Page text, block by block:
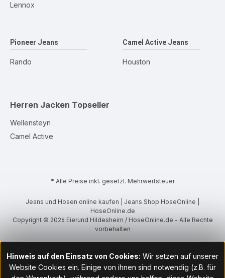
Lennox
Pioneer Jeans
Rando
Camel Active Jeans
Houston
Herren Jacken Topseller
Wellensteyn
Camel Active
* Alle Preise inkl. gesetzl. Mehrwertsteuer
Jeans und Hosen online kaufen | Jeans Shop HoseOnline |
HoseOnline.de
Copyright © 2026 Eierund Hildesheim / HoseOnline.de - Alle Rechte
vorbehalten
Hinweis auf den Einsatz von Cookies: Wir setzen auf unserer
Website Cookies ein. Einige von ihnen sind notwendig (z.B. für